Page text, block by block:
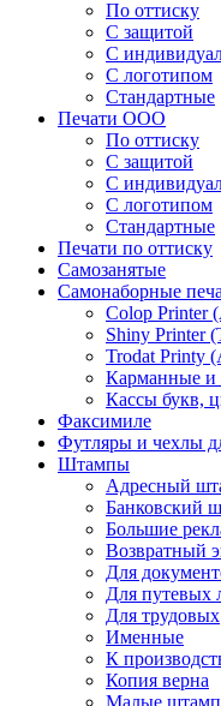
По оттиску
С защитой
С
С логотипом
Стандартные
Печати ООО
По оттиску
С защитой
С
С логотипом
Стандартные
Печати по оттиску
Самозанятые
Самонаборные
Colop Printer
Shiny Printer
Trodat Printy
Карманные и
Кассы букв,
Факсимиле
Футляры и чехлы
Штампы
Адресный
Банковский
Большие
Возвратный
Для
Для путевых
Для трудовых
Именные
К
Копия верна
Малые